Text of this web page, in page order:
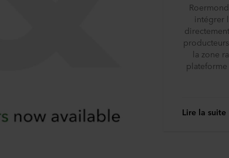
intégrer
la zone
Lire la suite